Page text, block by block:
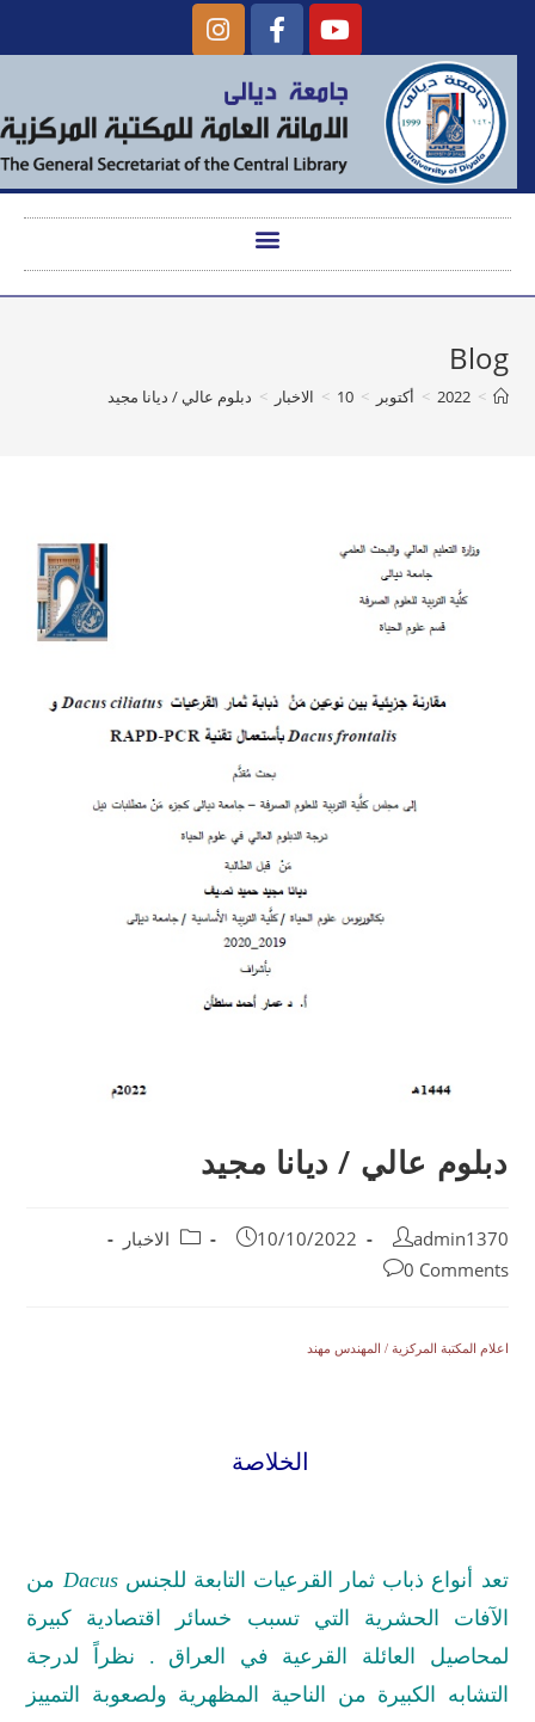
Blog
>
2022
> أكتوبر >
10
> الاخبار > دبلوم عالي / ديانا مجيد
دبلوم عالي / ديانا مجيد
admin1370
10/10/2022
الاخبار
0 Comments
اعلام المكتبة المركزية / المهندس مهند
الخلاصة
تعد أنواع ذباب ثمار القرعيات التابعة للجنس Dacusمن
الآفات الحشرية التي تسبب خسائر اقتصادية كبيرة
لمحاصيل العائلة القرعية في العراق . نظراً لدرجة
التشابه الكبيرة من الناحية المظهرية ولصعوبة التمييز